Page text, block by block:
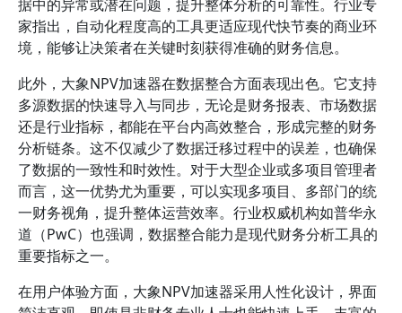
据中的异常或潜在问题，提升整体分析的可靠性。行业专
家指出，自动化程度高的工具更适应现代快节奏的商业环
境，能够让决策者在关键时刻获得准确的财务信息。
此外，大象NPV加速器在数据整合方面表现出色。它支持
多源数据的快速导入与同步，无论是财务报表、市场数据
还是行业指标，都能在平台内高效整合，形成完整的财务
分析链条。这不仅减少了数据迁移过程中的误差，也确保
了数据的一致性和时效性。对于大型企业或多项目管理者
而言，这一优势尤为重要，可以实现多项目、多部门的统
一财务视角，提升整体运营效率。行业权威机构如普华永
道（PwC）也强调，数据整合能力是现代财务分析工具的
重要指标之一。
在用户体验方面，大象NPV加速器采用人性化设计，界面